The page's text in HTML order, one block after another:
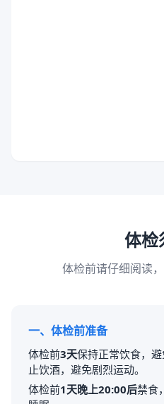
体检
体检前请仔细阅读
一、体检前准备
体检前3天保持正常饮食，
止饮酒，避免剧烈运动。
体检前1天晚上20:00后禁食